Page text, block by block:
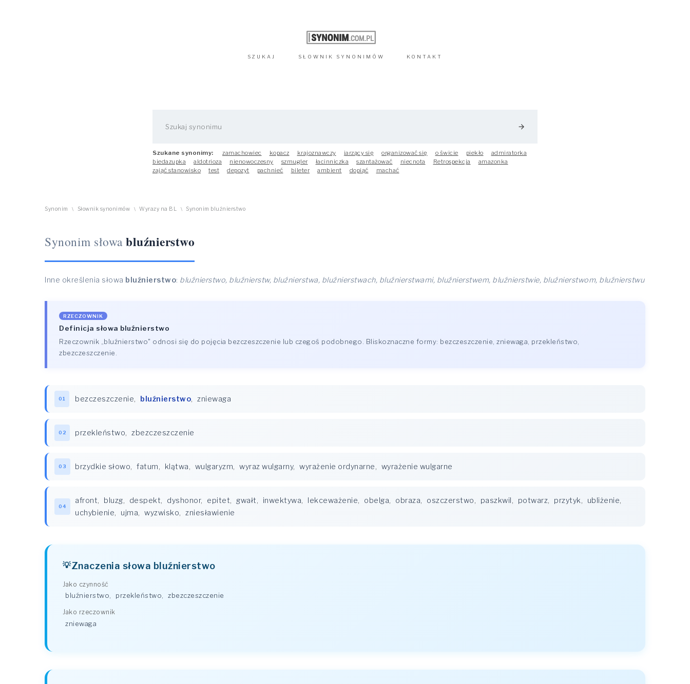
SZUKAJ SŁOWNIK SYNONIMÓW KONTAKT
arrow_forward
Szukane synonimy: zamachowiec kopacz krajoznawczy jarzący się organizować się o świcie piekło
admiratorka
biedazupka
aldotrioza nienowoczesny szmugler łacinniczka szantażować niecnota Retrospekcja
amazonka
zająć stanowisko
test depozyt pachnieć bileter ambient dopiąć machać
Synonim \ Słownik synonimów \ Wyrazy na BL \ Synonim bluźnierstwo
Synonim słowa bluźnierstwo
Inne określenia słowa bluźnierstwo: bluźnierstwo, bluźnierstw, bluźnierstwa, bluźnierstwach, bluźnierstwami, bluźnierstwem, bluźnierstwie, bluźnierstwom, bluźnierstwu
RZECZOWNIK
Definicja słowa bluźnierstwo
Rzeczownik „bluźnierstwo" odnosi się do pojęcia bezczeszczenie lub czegoś podobnego. Bliskoznaczne formy: bezczeszczenie, zniewaga, przekleństwo,
zbezczeszczenie.
01 bezczeszczenie, bluźnierstwo, zniewaga
02 przekleństwo, zbezczeszczenie
03 brzydkie słowo, fatum, klątwa, wulgaryzm, wyraz wulgarny, wyrażenie ordynarne, wyrażenie wulgarne
04
afront, bluzg, despekt, dyshonor, epitet, gwałt, inwektywa, lekceważenie, obelga, obraza, oszczerstwo, paszkwil, potwarz, przytyk, ubliżenie,
uchybienie, ujma, wyzwisko, zniesławienie
Znaczenia słowa bluźnierstwo
Jako czynność
bluźnierstwo, przekleństwo, zbezczeszczenie
Jako rzeczownik
zniewaga